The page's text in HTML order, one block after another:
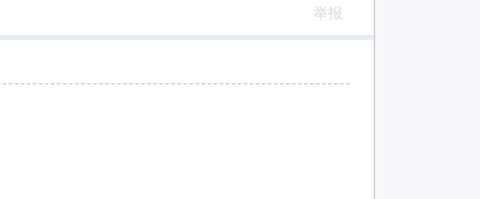
举报